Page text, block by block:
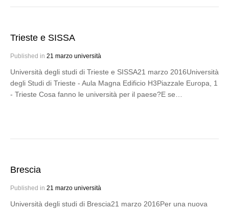
Trieste e SISSA
Published in 21 marzo università
Università degli studi di Trieste e SISSA21 marzo 2016Università
degli Studi di Trieste - Aula Magna Edificio H3Piazzale Europa, 1
- Trieste Cosa fanno le università per il paese?E se…
Brescia
Published in 21 marzo università
Università degli studi di Brescia21 marzo 2016Per una nuova